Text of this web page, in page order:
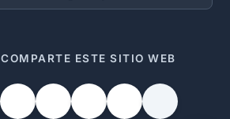
COMPARTE ESTE SITIO WEB